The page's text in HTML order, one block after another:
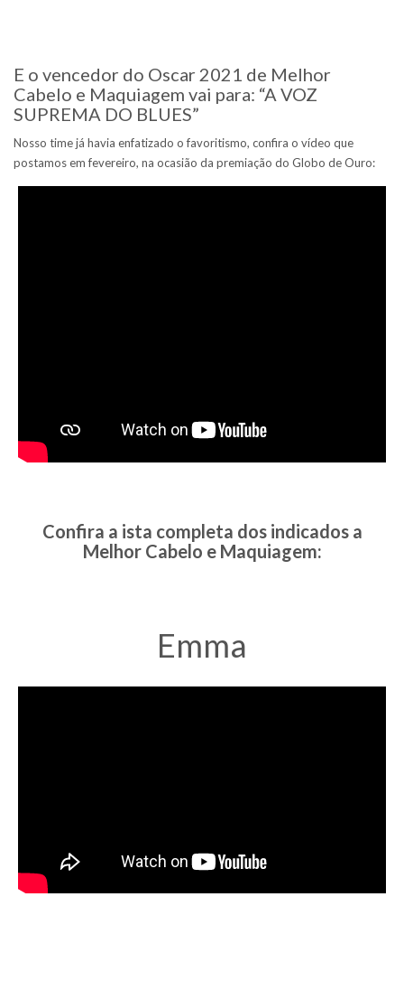
E o vencedor do Oscar 2021 de Melhor
Cabelo e Maquiagem vai para: “A VOZ
SUPREMA DO BLUES”
Nosso time já havia enfatizado o favoritismo, confira o vídeo que
postamos em fevereiro, na ocasião da premiação do Globo de Ouro:
Confira a ista completa dos indicados a
Melhor Cabelo e Maquiagem:
Emma